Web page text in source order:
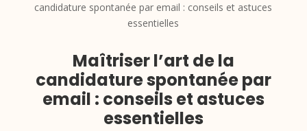
candidature spontanée par email : conseils et astuces
essentielles
Maîtriser l’art de la
candidature spontanée par
email : conseils et astuces
essentielles